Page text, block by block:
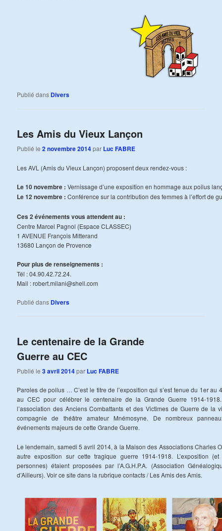
Publié dans Divers
Les Amis du Vieux Lançon
Publié le2 novembre 2014par Luc FABRE
Les AVL (Amis du Vieux Lançon) proposent deux rendez-vous :
Le 10 novembre :Vernissage d’une exposition en hommage aux poilus
Le 12 novembre : Conférence sur la contribution des femmes à l’effort de
Ces 2 événements vous attendent au :
Centre Marcel Pagnol (Espace CLASSEC)
1 AVENUE François Mitterand
13680 Lançon de Provence
Pour plus de renseignements :
Tél : 04.90.42.72.24.
Mail : robert.milani@shell.com
Publié dans Divers
Le centenaire de la Grande
Guerre au CEC
Publié le3 avril 2014par Luc FABRE
Paroles de poilus … C’est le titre de l’exposition qui s’est tenue du 1er au
au CEC pour célébrer le centenaire de la Grande Guerre 1914-
l’association des Anciens Combattants et des Victimes de Guerre de la
compagnie de théâtre amateur Mnémosyne. De nombreux
événements majeurs de cette Grande Guerre.
Le lendemain, samedi 5 avril 2014, à la Maison des Associations Charles
autre exposition sur cette tragique guerre 1914-1918. L’exposition
personnes) étaient proposées par l’A.G.H.P.A. (Association
d’Ailleurs). Voir ce site dans la rubrique contacts / Les Amis des Amis.